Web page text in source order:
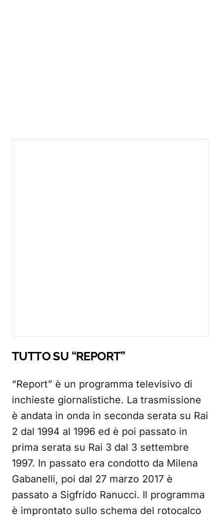
TUTTO SU “REPORT”
“Report” è un programma televisivo di
inchieste giornalistiche. La trasmissione
è andata in onda in seconda serata su Rai
2 dal 1994 al 1996 ed è poi passato in
prima serata su Rai 3 dal 3 settembre
1997. In passato era condotto da Milena
Gabanelli, poi dal 27 marzo 2017 è
passato a Sigfrido Ranucci. Il programma
è improntato sullo schema del rotocalco